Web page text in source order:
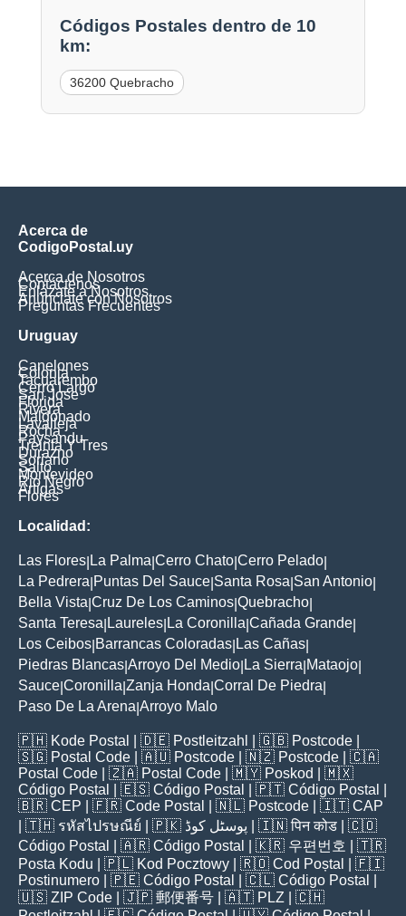
Códigos Postales dentro de 10
km:
36200 Quebracho
Acerca de
CodigoPostal.uy
Acerca de Nosotros
Contáctenos
Enlázate a Nosotros
Anúnciate con Nosotros
Preguntas Frecuentes
Uruguay
Canelones
Colonia
Tacuarembo
Cerro Largo
San Jose
Florida
Rivera
Maldonado
Lavalleja
Rocha
Paysandu
Treinta Y Tres
Durazno
Soriano
Salto
Montevideo
Rio Negro
Artigas
Flores
Localidad:
Las Flores La Palma Cerro Chato Cerro Pelado
La Pedrera Puntas Del Sauce Santa Rosa San Antonio
Bella Vista Cruz De Los Caminos Quebracho
Santa Teresa Laureles La Coronilla Cañada Grande
Los Ceibos Barrancas Coloradas Las Cañas
Piedras Blancas Arroyo Del Medio La Sierra Mataojo
Sauce Coronilla Zanja Honda Corral De Piedra
Paso De La Arena Arroyo Malo
🇵🇭 Kode Postal | 🇩🇪 Postleitzahl | 🇬🇧 Postcode
🇸🇬 Postal Code | 🇦🇺 Postcode | 🇳🇿 Postcode | 🇨🇦
Postal Code | 🇿🇦 Postal Code | 🇲🇾 Poskod
| 🇲🇽
Código Postal
| 🇪🇸 Código Postal | 🇵🇹 Código Postal
🇧🇷 CEP | 🇫🇷 Code Postal | 🇳🇱 Postcode | 🇮🇹 CAP
| 🇹🇭 รหัสไปรษณีย์ | 🇵🇰 پوسٹل کوڈ | 🇮🇳पिन कोड | 🇨🇴
Código Postal
| 🇦🇷 Código Postal | 🇰🇷 우편번호
| 🇹🇷
Posta Kodu | 🇵🇱 Kod Pocztowy | 🇷🇴 Cod Poștal
| 🇫🇮
Postinumero | 🇵🇪 Código Postal | 🇨🇱 Código Postal
🇺🇸 ZIP Code | 🇯🇵 郵便番号 | 🇦🇹 PLZ | 🇨🇭